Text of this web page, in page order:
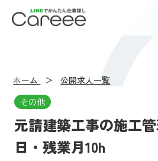
LINEでかん
ホーム
公開求人一覧
その他
元請建築工事の施工
日・残業月10h